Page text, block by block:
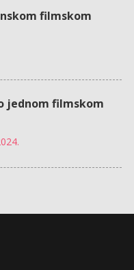
filmskom
jednom filmskom